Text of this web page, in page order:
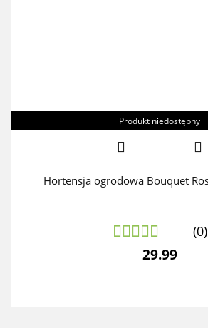
Produkt niedostępny
Hortensja ogrodowa Bouquet
(0)
29.99